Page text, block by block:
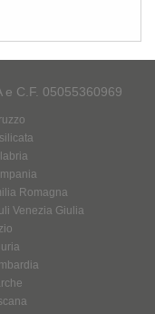
e C.F. 05055360969
Romagna
Venezia Giulia